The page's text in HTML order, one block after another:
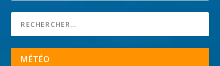
MÉTÉO